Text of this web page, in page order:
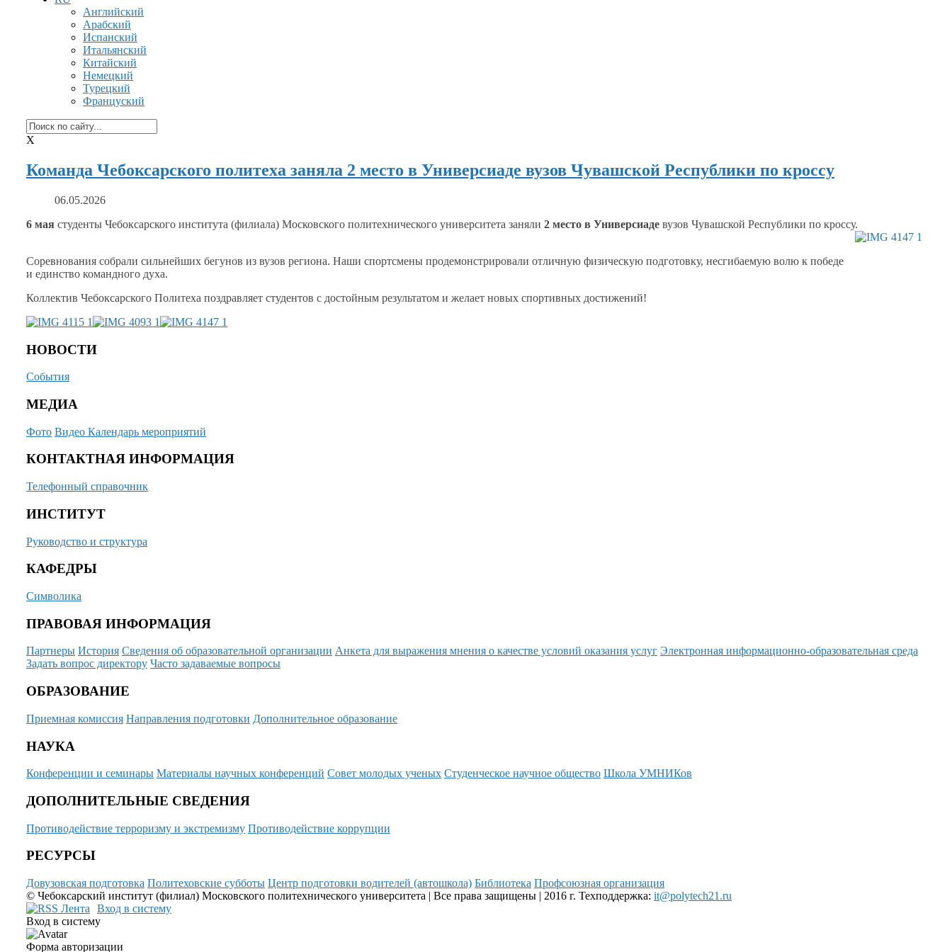
Английский
Арабский
Испанский
Итальянский
Китайский
Немецкий
Турецкий
Француский
X
Команда Чебоксарского политеха заняла 2 место в Универсиаде вузов Чувашской Республики по кроссу
06.05.2026
6 мая студенты Чебоксарского института (филиала) Московского политехнического университета заняли 2 место в Универсиаде вузов Чувашской Республики по кроссу.
Соревнования собрали сильнейших бегунов из вузов региона. Наши спортсмены продемонстрировали отличную физическую подготовку, несгибаемую волю к победе
и единство командного духа.
Коллектив Чебоксарского Политеха поздравляет студентов с достойным результатом и желает новых спортивных достижений!
НОВОСТИ
События
МЕДИА
Фото Видео Календарь мероприятий
КОНТАКТНАЯ ИНФОРМАЦИЯ
Телефонный справочник
ИНСТИТУТ
Руководство и структура
КАФЕДРЫ
Символика
ПРАВОВАЯ ИНФОРМАЦИЯ
Партнеры История Сведения об образовательной организации Анкета для выражения мнения о качестве условий оказания услуг Электронная информационно-образовательная среда
Задать вопрос директору Часто задаваемые вопросы
ОБРАЗОВАНИЕ
Приемная комиссия Направления подготовки Дополнительное образование
НАУКА
Конференции и семинары Материалы научных конференций Совет молодых ученых Студенческое научное общество Школа УМНИКов
ДОПОЛНИТЕЛЬНЫЕ СВЕДЕНИЯ
Противодействие терроризму и экстремизму Противодействие коррупции
РЕСУРСЫ
Довузовская подготовка Политеховские субботы Центр подготовки водителей (автошкола) Библиотека Профсоюзная организация
© Чебоксарский институт (филиал) Московского политехнического университета | Все права защищены | 2016 г. Техподдержка: it@polytech21.ru
Вход в систему
Вход в систему
Форма авторизации